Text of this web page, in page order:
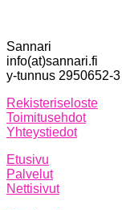
Sannari
info(at)sannari.fi
y-tunnus 2950652-3
Rekisteriseloste
Toimitusehdot
Yhteystiedot
Etusivu
Palvelut
Nettisivut